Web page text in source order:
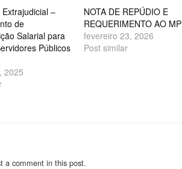
–
de
Salarial para
Públicos
2025
NOTA DE REPÚDIO E
REQUERIMENTO AO MP
fevereiro 23, 2026
Post similar
a comment in this post.